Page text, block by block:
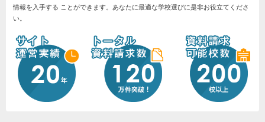
情報を入手する ことができます。あなたに最適な学校選びに是非お役立てくださ
い。